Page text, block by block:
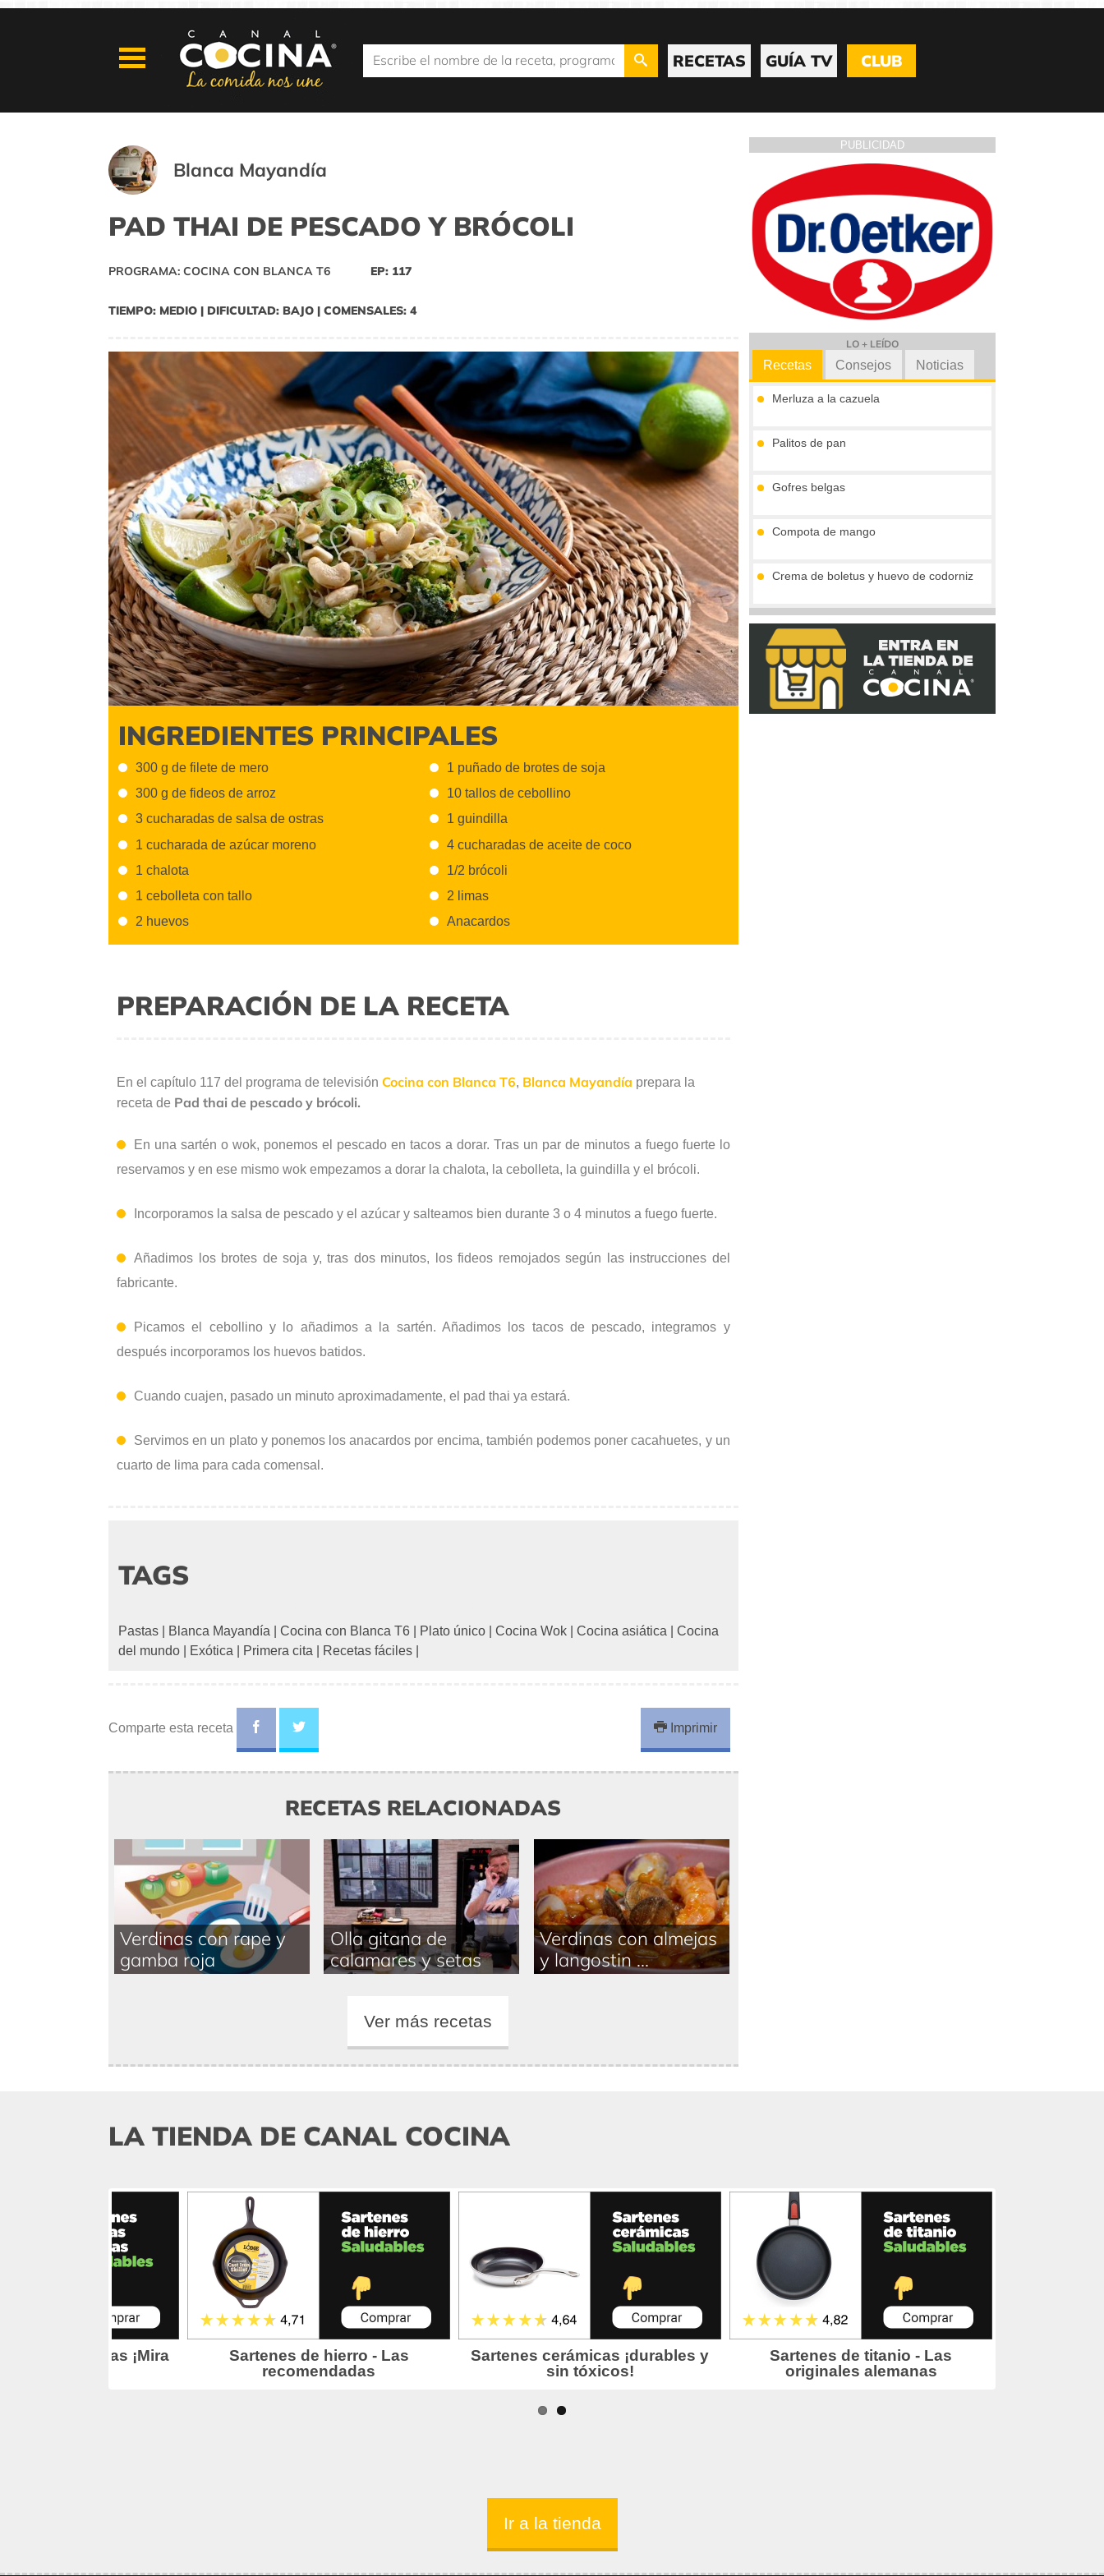
RECETAS GUÍA TV CLUB
Blanca Mayandía
PAD THAI DE PESCADO Y BRÓCOLI
PROGRAMA: COCINA CON BLANCA T6 EP: 117
TIEMPO: MEDIO | DIFICULTAD: BAJO | COMENSALES: 4
INGREDIENTES PRINCIPALES
300 g de filete de mero
300 g de fideos de arroz
3 cucharadas de salsa de ostras
1 cucharada de azúcar moreno
1 chalota
1 cebolleta con tallo
2 huevos
1 puñado de brotes de soja
10 tallos de cebollino
1 guindilla
4 cucharadas de aceite de coco
1/2 brócoli
2 limas
Anacardos
PREPARACIÓN DE LA RECETA
En el capítulo 117 del programa de televisión Cocina con Blanca T6, Blanca Mayandía prepara la
receta de Pad thai de pescado y brócoli.
En una sartén o wok, ponemos el pescado en tacos a dorar. Tras un par de minutos a fuego fuerte lo
reservamos y en ese mismo wok empezamos a dorar la chalota, la cebolleta, la guindilla y el brócoli.
Incorporamos la salsa de pescado y el azúcar y salteamos bien durante 3 o 4 minutos a fuego fuerte.
Añadimos los brotes de soja y, tras dos minutos, los fideos remojados según las instrucciones del
fabricante.
Picamos el cebollino y lo añadimos a la sartén. Añadimos los tacos de pescado, integramos y
después incorporamos los huevos batidos.
Cuando cuajen, pasado un minuto aproximadamente, el pad thai ya estará.
Servimos en un plato y ponemos los anacardos por encima, también podemos poner cacahuetes, y un
cuarto de lima para cada comensal.
TAGS
Pastas Blanca Mayandía Cocina con Blanca T6 Plato único Cocina Wok Cocina asiática
Cocina
del mundo
Exótica Primera cita Recetas fáciles
Comparte esta receta Imprimir
RECETAS RELACIONADAS
Verdinas con rape y
gamba roja
Olla gitana de
calamares y setas
Verdinas con almejas
y langostin ...
Ver más recetas
PUBLICIDAD
LO + LEÍDO
Recetas
Merluza a la cazuela
Palitos de pan
Gofres belgas
Compota de mango
Crema de boletus y huevo de codorniz
Vieiras con jamón y reducción al cava
Consejos Noticias
LA TIENDA DE CANAL COCINA
Ir a la tienda